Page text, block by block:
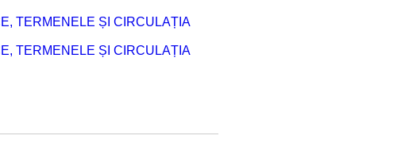
TERMENELE ȘI CIRCULAȚIA
TERMENELE ȘI CIRCULAȚIA